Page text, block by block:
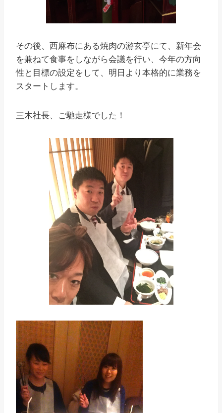
その後、西麻布にある焼肉の游玄亭にて、新年会
を兼ねて食事をしながら会議を行い、今年の方向
性と目標の設定をして、明日より本格的に業務を
スタートします。
三木社長、ご馳走様でした！